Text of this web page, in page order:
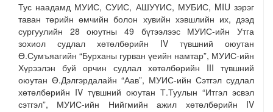
Тус наадамд МУИС, СУИС, АШУҮИС, МУБИС, MIU зэрэг
таван төрийн өмчийн болон хувийн хэвшлийн их, дээд
сургуулийн 28 оюутны 49 бүтээлээс МУИС-ийн Утга
зохиол судлал хөтөлбөрийн IV түвшний оюутан
Ө.Сумъяагийн “Бурханы гурван үеийн намтар”, МУИС-ийн
Хүрээлэн буй орчин судлал хөтөлбөрийн III түвшний
оюутан Ө.Дэлгэрдалайн “Аав”, МУИС-ийн Сэтгэл судлал
хөтөлбөрийн IV түвшний оюутан Т.Туулын “Итгэл эсвэл
сэтгэл”, МУИС-ийн Нийгмийн ажил хөтөлбөрийн IV